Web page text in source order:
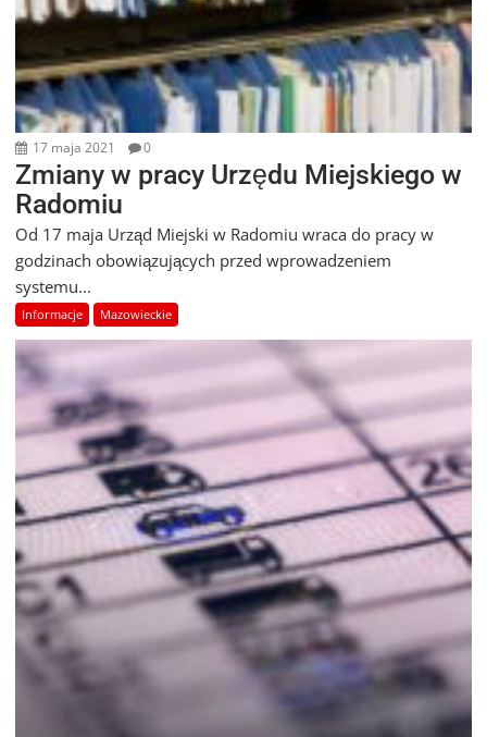
17 maja 2021 0
Zmiany w pracy Urzędu Miejskiego w
Radomiu
Od 17 maja Urząd Miejski w Radomiu wraca do pracy w
godzinach obowiązujących przed wprowadzeniem
systemu...
Informacje Mazowieckie